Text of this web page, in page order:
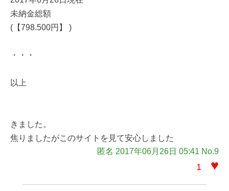
未納金総額
(【798.500円】 )
・・・
以上
きました。
焦りましたがこのサイトを見て安心しました
匿名 2017年06月26日 05:41 No.9
1 ♥